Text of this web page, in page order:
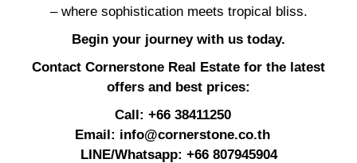
– where sophistication meets tropical bliss.
Begin your journey with us today.
Contact Cornerstone Real Estate for the latest
offers and best prices:
Call: +66 38411250
Email: info@cornerstone.co.th
LINE/Whatsapp: +66 807945904